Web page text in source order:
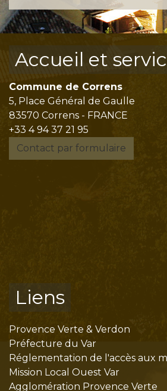
Accueil et
Commune de Correns
5, Place Général de Gaulle
83570 Correns - FRANCE
+33 4 94 37 21 95
Contact par formulaire
Liens
Provence Verte & Verdon
Préfecture du Var
Réglementation de l'accès aux
Mission Local Ouest Var
Agglomération Provence Verte